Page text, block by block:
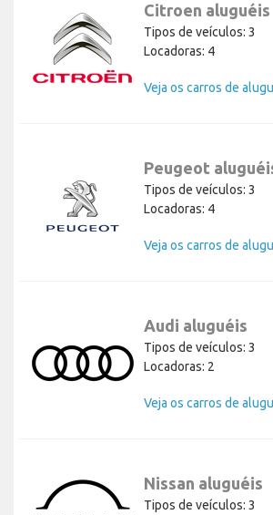
Citroen aluguéis
Tipos de veículos: 3
Locadoras: 4
Veja os carros de
Peugeot
Tipos de veículos: 3
Locadoras: 4
Veja os carros de
Audi aluguéis
Tipos de veículos: 3
Locadoras: 2
Veja os carros de
Nissan aluguéis
Tipos de veículos: 3